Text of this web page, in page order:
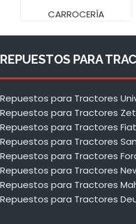
CARROCERÍA
REPUESTOS PARA
Repuestos para Tractores
Repuestos para Tractores
Repuestos para Tractores Fiat
Repuestos para Tractores
Repuestos para Tractores
Repuestos para Tractores
Repuestos para Tractores
Repuestos para Tractores